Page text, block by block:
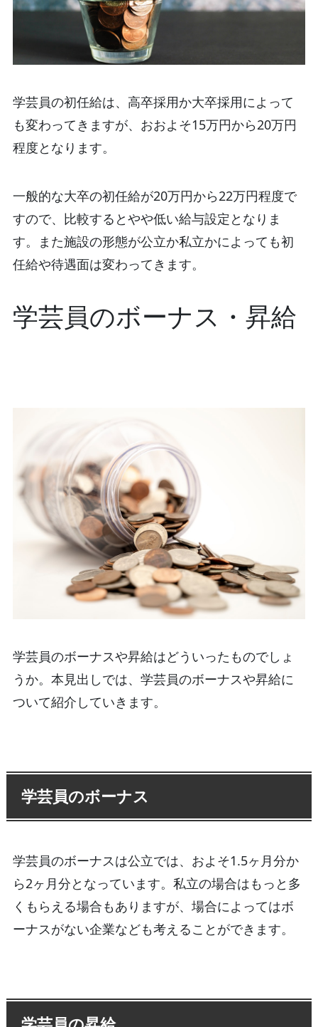
学芸員の初任給は、高卒採用か大卒採用によって
も変わってきますが、おおよそ15万円から20万円
程度となります。
一般的な大卒の初任給が20万円から22万円程度で
すので、比較するとやや低い給与設定となりま
す。また施設の形態が公立か私立かによっても初
任給や待遇面は変わってきます。
学芸員のボーナス・昇給
学芸員のボーナスや昇給はどういったものでしょ
うか。本見出しでは、学芸員のボーナスや昇給に
ついて紹介していきます。
学芸員のボーナス
学芸員のボーナスは公立では、およそ1.5ヶ月分か
ら2ヶ月分となっています。私立の場合はもっと多
くもらえる場合もありますが、場合によってはボ
ーナスがない企業なども考えることができます。